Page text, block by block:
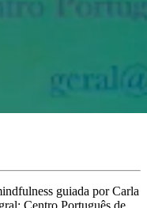
guiada por Carla